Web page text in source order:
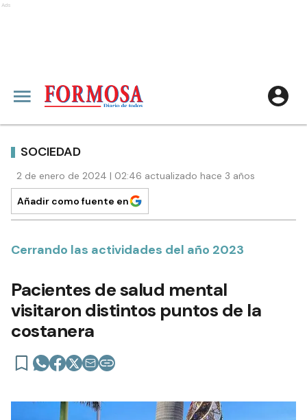
Ads
SOCIEDAD
2 de enero de 2024 | 02:46 actualizado hace 3 años
Añadir como fuente en
Cerrando las actividades del año 2023
Pacientes de salud mental
visitaron distintos puntos de la
costanera